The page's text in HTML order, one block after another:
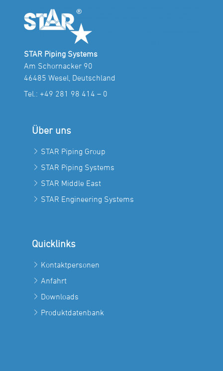
STAR Piping Systems
Am Schornacker 90
46485 Wesel, Deutschland
Tel.: +49 281 98 414 – 0
Über uns
STAR Piping Group
STAR Piping Systems
STAR Middle East
STAR Engineering Systems
Quicklinks
Kontaktpersonen
Anfahrt
Downloads
Produktdatenbank